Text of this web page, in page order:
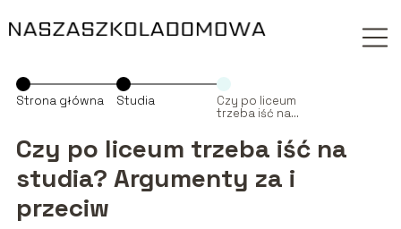
Strona główna Studia
Czy po liceum
trzeba iść na
Argumenty za i
przeciw
Czy po liceum trzeba iść na
studia? Argumenty za i
przeciw